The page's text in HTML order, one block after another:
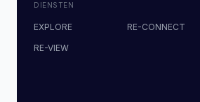
DIENSTEN
EXPLORE
RE-CONNECT
RE-VIEW